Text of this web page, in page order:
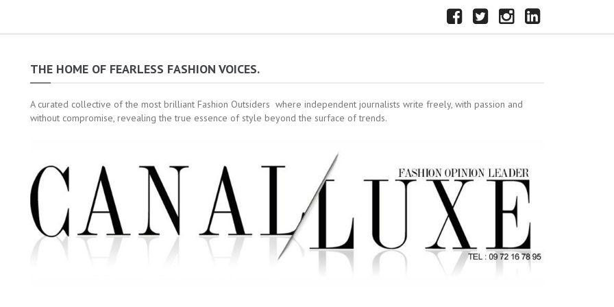
FACEBOOK
X INSTAGRAMLINKEDIN
THE HOME OF FEARLESS FASHION VOICES.
A curated collective of the most brilliant Fashion Outsiders where independent journalists write freely, with passion and
without compromise, revealing the true essence of style beyond the surface of trends.